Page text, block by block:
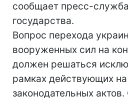
сообщает пресс-
государства.
Вопрос перехода
вооруженных сил на
должен решаться
рамках действующих на
законодательных